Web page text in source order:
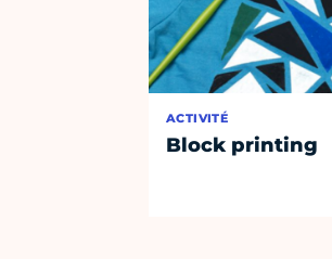
ACTIVITÉ
Block printing